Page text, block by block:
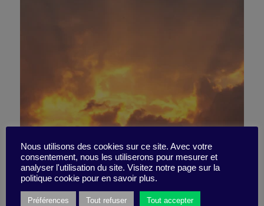
Terrible Beauté
Nous utilisons des cookies sur ce site. Avec votre
consentement, nous les utiliserons pour mesurer et
analyser l'utilisation du site. Visitez notre page sur la
politique cookie pour en savoir plus.
Préférences Tout refuser Tout accepter